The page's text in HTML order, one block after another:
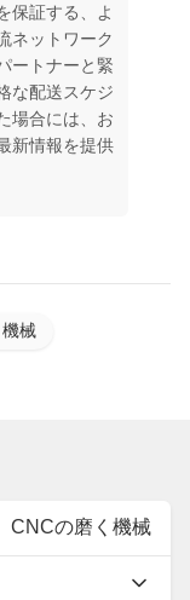
保証する、よ
ネットワーク
ートナーと緊
な配送スケジ
場合には、お
新情報を提供
械
CNCの磨く機械